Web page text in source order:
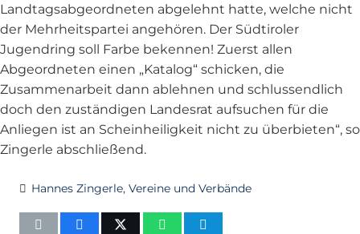
Landtagsabgeordneten abgelehnt hatte, welche nicht
der Mehrheitspartei angehören. Der Südtiroler
Jugendring soll Farbe bekennen! Zuerst allen
Abgeordneten einen „Katalog“ schicken, die
Zusammenarbeit dann ablehnen und schlussendlich
doch den zuständigen Landesrat aufsuchen für die
Anliegen ist an Scheinheiligkeit nicht zu überbieten“, so
Zingerle abschließend.
Hannes Zingerle, Vereine und Verbände